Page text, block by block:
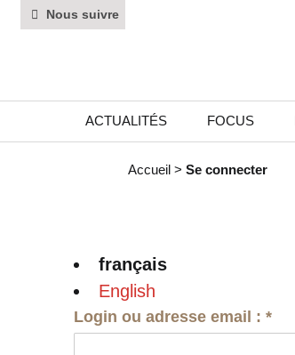
Nous suivre
ACTUALITÉS FOCUS
Accueil > Se connecter
français
English
Login ou adresse email :*